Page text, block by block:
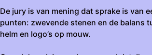
De jury is van mening dat sprake is van
punten: zwevende stenen en de balans
helm en logo’s op mouw.